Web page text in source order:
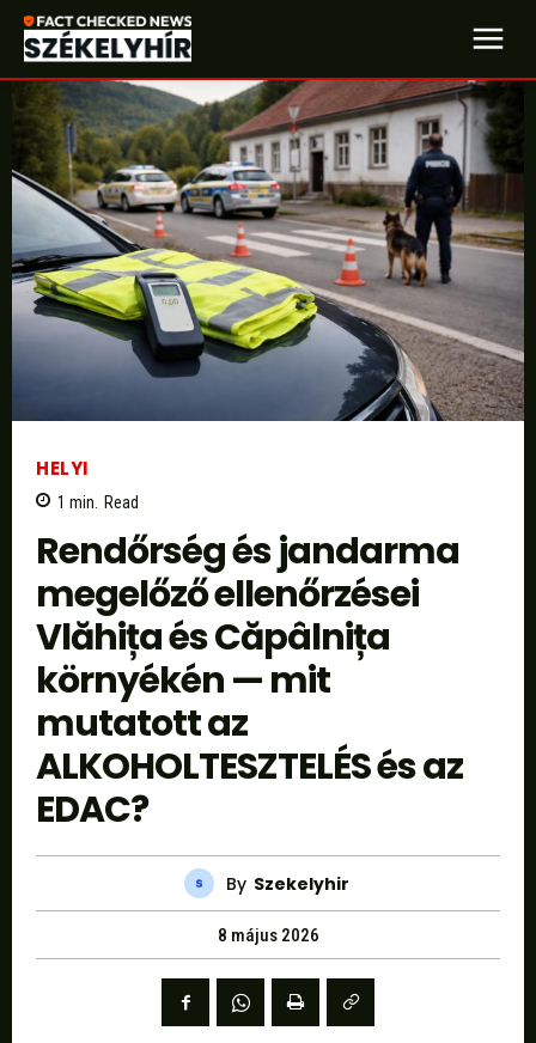
HELYI
1 min. Read
Rendőrség és jandarma
megelőző ellenőrzései
Vlăhița és Căpâlnița
környékén — mit
mutatott az
ALKOHOLTESZTELÉS és az
EDAC?
By Szekelyhir
8 május 2026